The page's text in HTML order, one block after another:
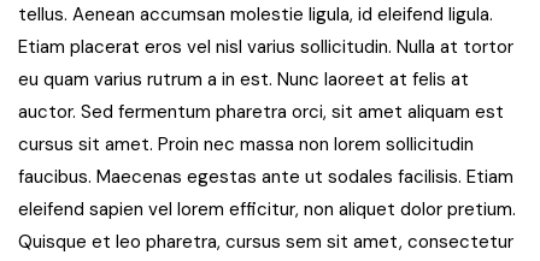
tellus. Aenean accumsan molestie ligula, id eleifend ligula.
Etiam placerat eros vel nisl varius sollicitudin. Nulla at tortor
eu quam varius rutrum a in est. Nunc laoreet at felis at
auctor. Sed fermentum pharetra orci, sit amet aliquam est
cursus sit amet. Proin nec massa non lorem sollicitudin
faucibus. Maecenas egestas ante ut sodales facilisis. Etiam
eleifend sapien vel lorem efficitur, non aliquet dolor pretium.
Quisque et leo pharetra, cursus sem sit amet, consectetur